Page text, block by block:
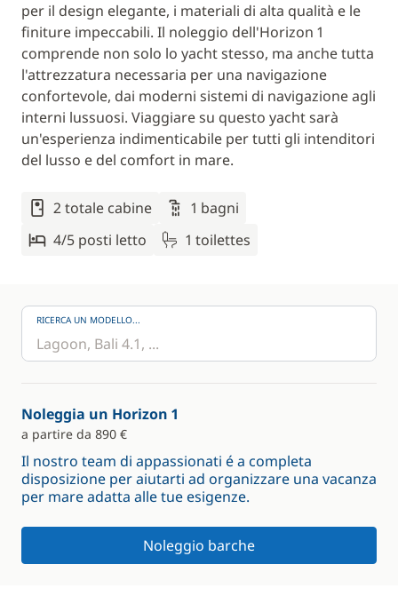
per il design elegante, i materiali di alta qualità e le
finiture impeccabili. Il noleggio dell'Horizon 1
comprende non solo lo yacht stesso, ma anche tutta
l'attrezzatura necessaria per una navigazione
confortevole, dai moderni sistemi di navigazione agli
interni lussuosi. Viaggiare su questo yacht sarà
un'esperienza indimenticabile per tutti gli intenditori
del lusso e del comfort in mare.
2 totale cabine
1 bagni
4/5 posti letto
1 toilettes
RICERCA UN MODELLO...
Noleggia un Horizon 1
a partire da 890 €
Il nostro team di appassionati é a completa
disposizione per aiutarti ad organizzare una vacanza
per mare adatta alle tue esigenze.
Noleggio barche